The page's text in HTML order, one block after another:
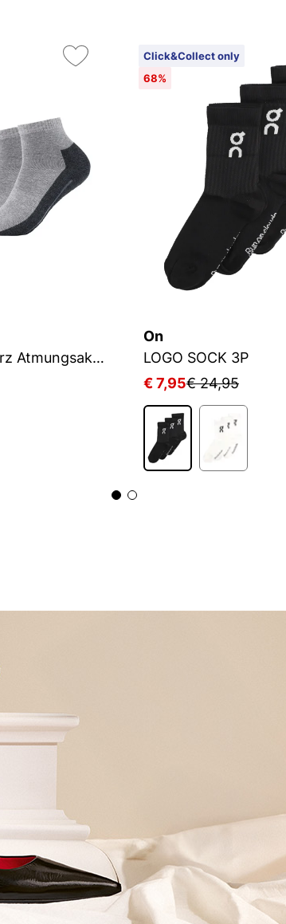
Sportsocken kurz Atmungsaktiv Bequem Perfekte Passform Tennissocken Verstärkt Herren und Damen pro tex
Click&Collect only
68%
On
LOGO SOCK 3P
€ 7,95€ 24,95